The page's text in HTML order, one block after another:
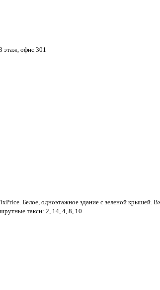
этаж, офис 301
Белое, одноэтажное здание с зеленой крышей.
такси: 2, 14, 4, 8, 10